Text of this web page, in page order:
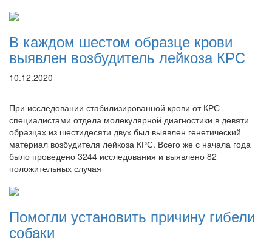
В каждом шестом образце крови
выявлен возбудитель лейкоза КРС
10.12.2020
При исследовании стабилизированной крови от КРС
специалистами отдела молекулярной диагностики в девяти
образцах из шестидесяти двух был выявлен генетический
материал возбудителя лейкоза КРС. Всего же с начала года
было проведено 3244 исследования и выявлено 82
положительных случая
Помогли установить причину гибели
собаки